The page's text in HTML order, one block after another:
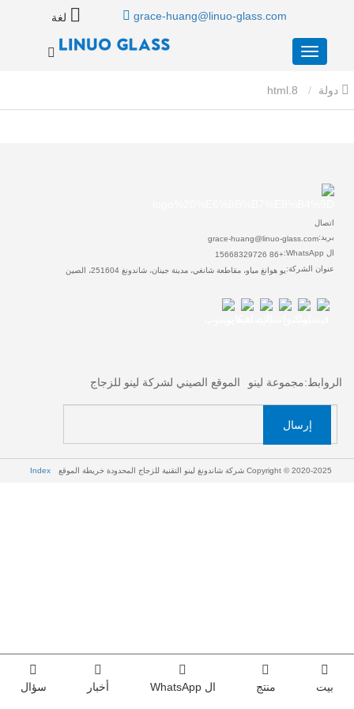
grace-huang@linuo-glass.com لغة
اتصال
بريد:grace-huang@linuo-glass.com
ال WhatsApp:
+86 15668329726
عنوان الشركة:يو هوانغ مياو، مقاطعة شانغي، مدينة جينان، شاندونغ 251604، الصين
الروابط:مجموعة لينو الموقع الصيني لشركة لينو للزجاج
إرسال
Copyright © 2020-2025 شركة شاندونغ لينو التقنية للزجاج المحدودة خريطة الموقع Index
بيت منتج ال WhatsApp أخبار سؤال